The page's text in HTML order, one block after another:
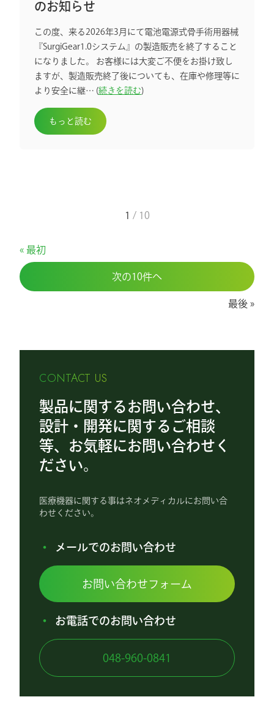
のお知らせ
この度、来る2026年3月にて電池電源式骨手術用器械
『SurgiGear1.0システム』の製造販売を終了すること
になりました。 お客様には大変ご不便をお掛け致し
ますが、製造販売終了後についても、在庫や修理等に
より安全に継… (続きを読む)
もっと読む
1 / 10
最初
次の10件へ
最後
CONTACT US
製品に関するお問い合わせ、
設計・開発に関するご相談
等、お気軽にお問い合わせく
ださい。
医療機器に関する事はネオメディカルにお問い合
わせください。
メールでのお問い合わせ
お問い合わせフォーム
お電話でのお問い合わせ
048-960-0841